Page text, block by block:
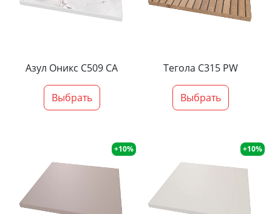
Азул Оникс С509 СА
Выбрать
Тегола С315 PW
Выбрать
+10% +10%